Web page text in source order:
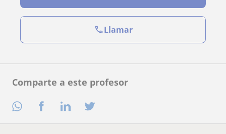
Comparte a este profesor
Llamar